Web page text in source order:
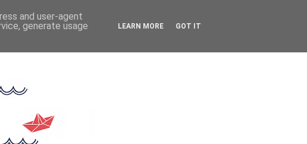
and user-agent
generate usage
LEARN MORE GOT IT